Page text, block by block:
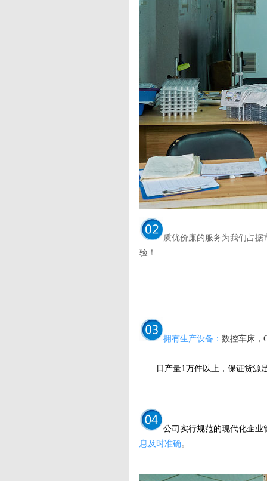
质优价廉的服务为我们占
验！
拥有生产设备： 数控车床，
日产量1万件以上，保证货源
公司实行规范的现代化企
息及时准确。